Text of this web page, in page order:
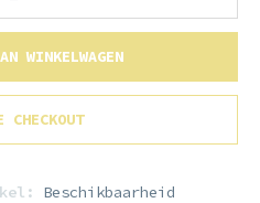
WINKELWAGEN
CHECKOUT
Beschikbaarheid